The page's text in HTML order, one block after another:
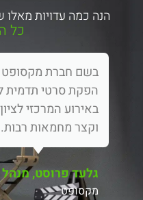
הנה כמה עדויות מאלו
כל
בשם חברת מקסופט
הפקת סרטי תדמית
וקצר מחמאות רבות.
גלעד פרוסט,
מקסופט